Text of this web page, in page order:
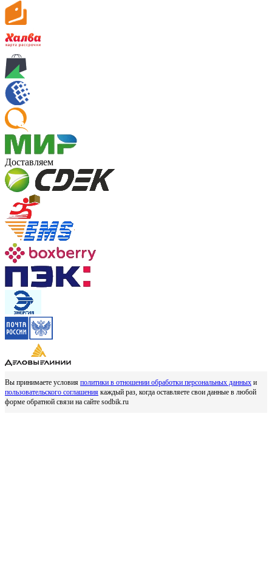
Доставляем
Вы принимаете условия политики в отношении обработки персональных данных и
пользовательского соглашения каждый раз, когда оставляете свои данные в любой
форме обратной связи на сайте sodbik.ru